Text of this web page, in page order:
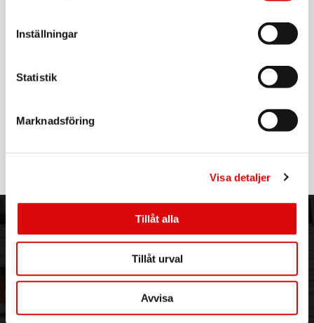
Inställningar
Statistik
Marknadsföring
Visa detaljer
Tillåt alla
Tillåt urval
Avvisa
Varumärke
7007S
Rek: 529,00 kr
Vår historia
Visselblåsning
KUNDTJÄNST
Vanliga frågor
Service & Support
Ansökan om RMA
Godsefterlysning & Felleverans